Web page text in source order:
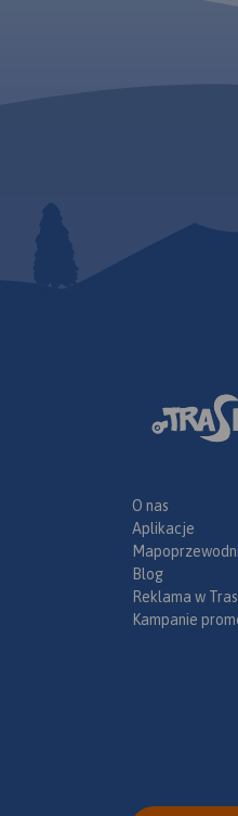
O nas
Aplikacje
Blog
Reklama w
Kampanie